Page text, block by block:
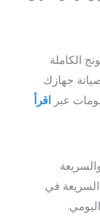
الكاملة
جهازك
عبراقرأ
السريعة في